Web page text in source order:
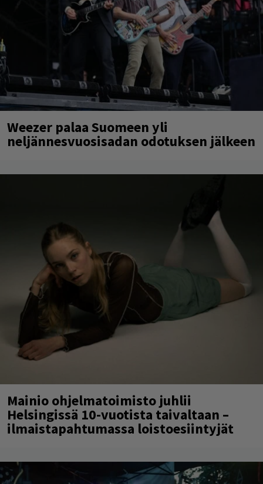
Weezer palaa Suomeen yli
neljännesvuosisadan odotuksen jälkeen
Mainio ohjelmatoimisto juhlii
Helsingissä 10-vuotista taivaltaan –
ilmaistapahtumassa loistoesiintyjät